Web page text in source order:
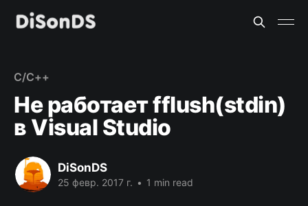
C/C++
Не работает fflush(stdin)
в Visual Studio
DiSonDS
25 февр. 2017 г. • 1 min read